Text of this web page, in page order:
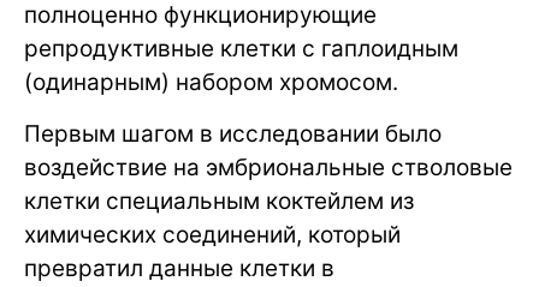
полноценно функционирующие
репродуктивные клетки с гаплоидным
(одинарным) набором хромосом.
Первым шагом в исследовании было
воздействие на эмбриональные стволовые
клетки специальным коктейлем из
химических соединений, который
превратил данные клетки в